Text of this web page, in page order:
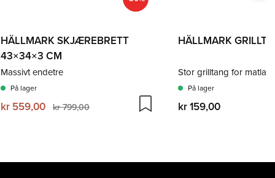
HÄLLMARK SKJÆREBRETT
43×34×3 CM
Massivt endetre
På lager
kr 559,00 kr 799,00
HÄLLMARK
Stor grilltang for
På lager
kr 159,00